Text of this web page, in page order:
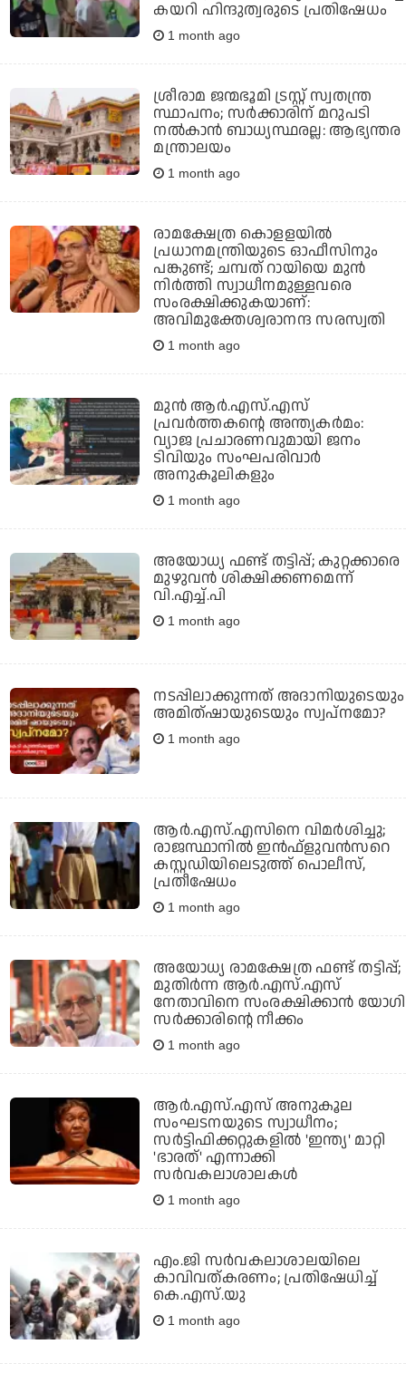
കയറി ഹിന്ദുത്വരുടെ പ്രതിഷേധം
1 month ago
ശ്രീരാമ ജന്മഭൂമി ട്രസ്റ്റ് സ്വതന്ത്ര
സ്ഥാപനം; സര്‍ക്കാരിന് മറുപടി
നല്‍കാന്‍ ബാധ്യസ്ഥരല്ല: ആഭ്യന്തര
മന്ത്രാലയം
1 month ago
രാമക്ഷേത്ര കൊളളയില്‍
പ്രധാനമന്ത്രിയുടെ ഓഫീസിനും
പങ്കുണ്ട്; ചമ്പത് റായിയെ മുന്‍
നിര്‍ത്തി സ്വാധീനമുള്ളവരെ
സംരക്ഷിക്കുകയാണ്:
അവിമുക്തേശ്വരാനന്ദ സരസ്വതി
1 month ago
മുന്‍ ആര്‍.എസ്.എസ്
പ്രവര്‍ത്തകന്റെ അന്ത്യകര്‍മം:
വ്യാജ പ്രചാരണവുമായി ജനം
ടിവിയും സംഘപരിവാര്‍
അനുകൂലികളും
1 month ago
അയോധ്യ ഫണ്ട് തട്ടിപ്പ്; കുറ്റക്കാരെ
മുഴുവന്‍ ശിക്ഷിക്കണമെന്ന്
വി.എച്ച്.പി
1 month ago
നടപ്പിലാക്കുന്നത് അദാനിയുടെയും
അമിത്ഷായുടെയും സ്വപ്നമോ?
1 month ago
ആര്‍.എസ്.എസിനെ വിമര്‍ശിച്ചു;
രാജസ്ഥാനില്‍ ഇന്‍ഫ്‌ളുവന്‍സറെ
കസ്റ്റഡിയിലെടുത്ത് പൊലീസ്,
പ്രതീഷേധം
1 month ago
അയോധ്യ രാമക്ഷേത്ര ഫണ്ട് തട്ടിപ്പ്;
മുതിര്‍ന്ന ആര്‍.എസ്.എസ്
നേതാവിനെ സംരക്ഷിക്കാന്‍ യോഗി
സര്‍ക്കാരിന്റെ നീക്കം
1 month ago
ആര്‍.എസ്.എസ് അനുകൂല
സംഘടനയുടെ സ്വാധീനം;
സര്‍ട്ടിഫിക്കറ്റുകളില്‍ 'ഇന്ത്യ' മാറ്റി
'ഭാരത്' എന്നാക്കി
സര്‍വകലാശാലകള്‍
1 month ago
എം.ജി സര്‍വകലാശാലയിലെ
കാവിവത്കരണം; പ്രതിഷേധിച്ച്
കെ.എസ്.യു
1 month ago